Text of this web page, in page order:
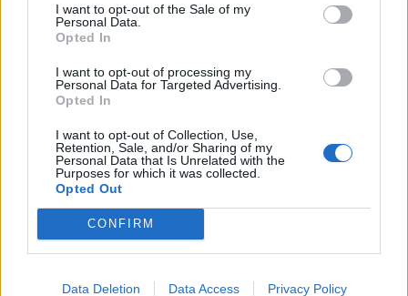
I want to opt-out of the Sale of my
Personal Data.
Opted In
I want to opt-out of processing my
Personal Data for Targeted Advertising.
Opted In
I want to opt-out of Collection, Use,
Retention, Sale, and/or Sharing of my
Personal Data that Is Unrelated with the
Purposes for which it was collected.
Opted Out
CONFIRM
Data Deletion Data Access Privacy Policy
2026. június 25., csütörtök
A felnőtt sérültek ellátására
keresik a megoldást
Gyergyószentmiklóson